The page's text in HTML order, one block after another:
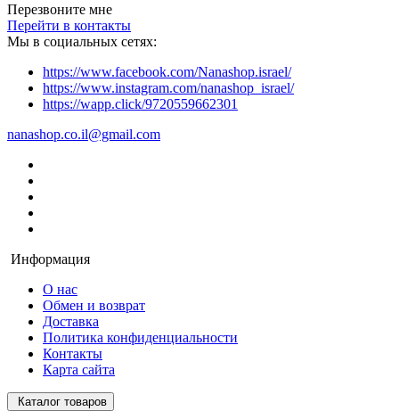
Перезвоните мне
Перейти в контакты
Мы в социальных сетях:
https://www.facebook.com/Nanashop.israel/
https://www.instagram.com/nanashop_israel/
https://wapp.click/9720559662301
nanashop.co.il@gmail.com
Информация
О нас
Обмен и возврат
Доставка
Политика конфиденциальности
Контакты
Карта сайта
Каталог товаров